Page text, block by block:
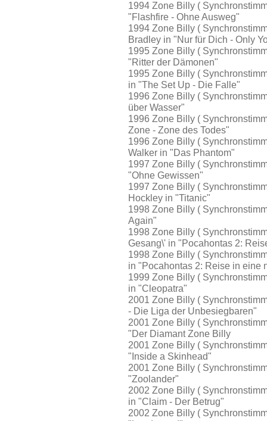
1994 Zone Billy (
"Flashfire - Ohne Ausweg"
1994 Zone Billy (
Bradley in "Nur für Dich - Only
1995 Zone Billy (
"Ritter der Dämonen"
1995 Zone Billy (
in "The Set Up - Die Falle"
1996 Zone Billy (
über Wasser"
1996 Zone Billy (
Zone - Zone des Todes"
1996 Zone Billy (
Walker in "Das Phantom"
1997 Zone Billy (
"Ohne Gewissen"
1997 Zone Billy (
Hockley in "Titanic"
1998 Zone Billy (
Again"
1998 Zone Billy (
Gesang\' in "Pocahontas 2:
1998 Zone Billy (
in "Pocahontas 2: Reise in eine
1999 Zone Billy (
in "Cleopatra"
2001 Zone Billy (
- Die Liga der Unbesiegbaren"
2001 Zone Billy (
"Der Diamant Zone Billy
2001 Zone Billy (
"Inside a Skinhead"
2001 Zone Billy (
"Zoolander"
2002 Zone Billy (
in "Claim - Der Betrug"
2002 Zone Billy (